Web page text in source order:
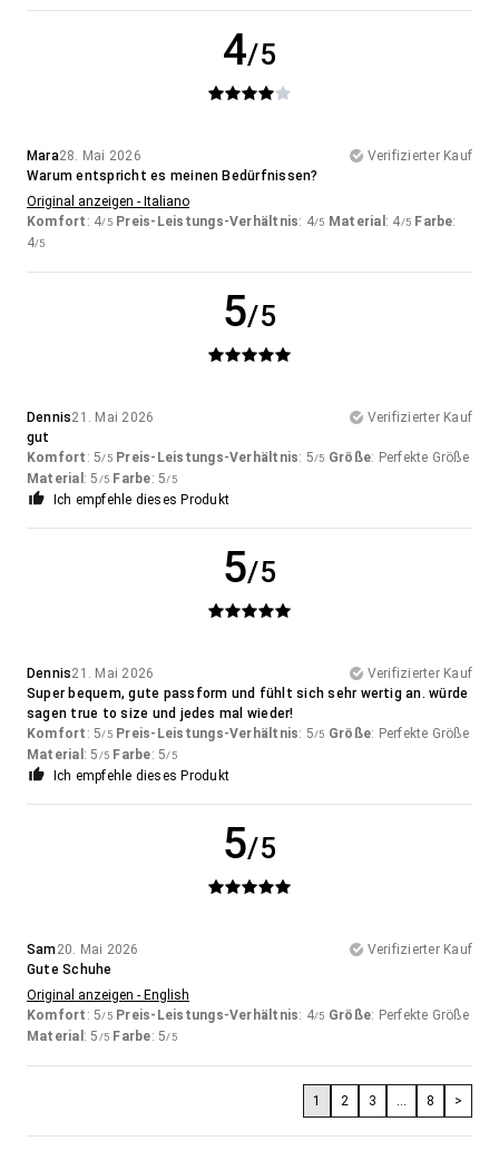
4/5
Mara28. Mai 2026
Verifizierter Kauf
Warum entspricht es meinen Bedürfnissen?
Original anzeigen - Italiano
Komfort : 4/5 Preis-Leistungs-Verhältnis: 4/5 Material : 4/5 Farbe:
4/5
5/5
Dennis21. Mai 2026
Verifizierter Kauf
gut
Komfort : 5/5 Preis-Leistungs-Verhältnis: 5/5 Größe: Perfekte Größe
Material : 5/5 Farbe: 5/5
Ich empfehle dieses Produkt
5/5
Dennis21. Mai 2026
Verifizierter Kauf
Super bequem, gute passform und fühlt sich sehr wertig an. würde
sagen true to size und jedes mal wieder!
Komfort : 5/5 Preis-Leistungs-Verhältnis: 5/5 Größe: Perfekte Größe
Material : 5/5 Farbe: 5/5
Ich empfehle dieses Produkt
5/5
Sam20. Mai 2026
Verifizierter Kauf
Gute Schuhe
Original anzeigen - English
Komfort : 5/5 Preis-Leistungs-Verhältnis: 4/5 Größe: Perfekte Größe
Material : 5/5 Farbe: 5/5
1 2 3 8 >